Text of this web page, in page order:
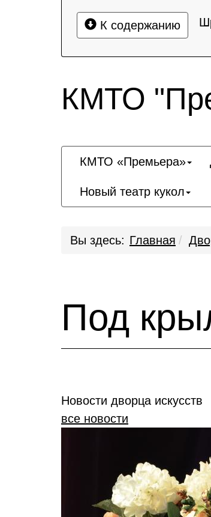
К содержанию
КМТО
КМТО «Премьера»
Новый театр кукол
Вы здесь: Главная
Под
Новости дворца искусств
все новости